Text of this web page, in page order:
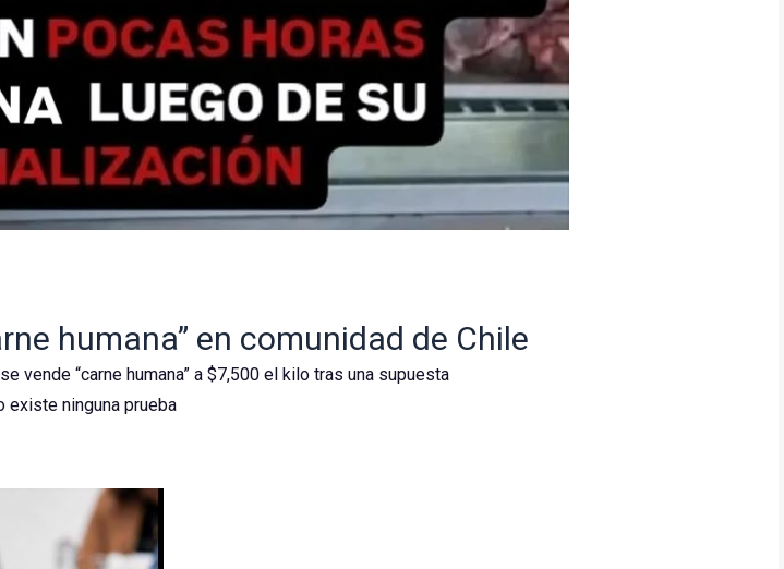
humana” en comunidad de Chile
vende “carne humana” a $7,500 el kilo tras una supuesta
existe ninguna prueba